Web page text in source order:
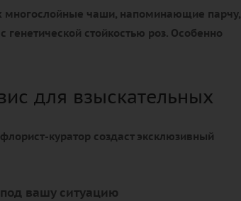
многослойные чаши, напоминающие парчу,
стойкостью роз. Особенно
для взыскательных
куратор создаст эксклюзивный
вашу ситуацию